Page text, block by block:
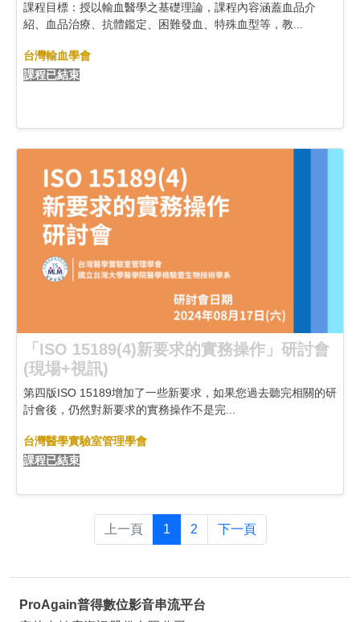
課程目標：授以輸血醫學之基礎理論，課程內容涵蓋血品介
紹、血品治療、抗體鑑定、困難發血、特殊血型等，教...
台灣輸血學會
課程已結束
「ISO 15189(4)新要求的實務操作」研討會
(現場+視訊)
第四版ISO 15189增加了一些新要求，如果您過去聽完相關的研
討會後，仍然對新要求的實務操作不是完...
台灣醫學實驗室管理學會
課程已結束
上一頁 1 (current)
2 下一頁
ProAgain普得數位影音串流平台